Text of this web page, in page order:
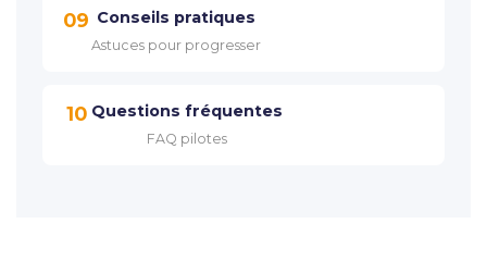
09 Conseils pratiques
Astuces pour progresser
10 Questions fréquentes
FAQ pilotes